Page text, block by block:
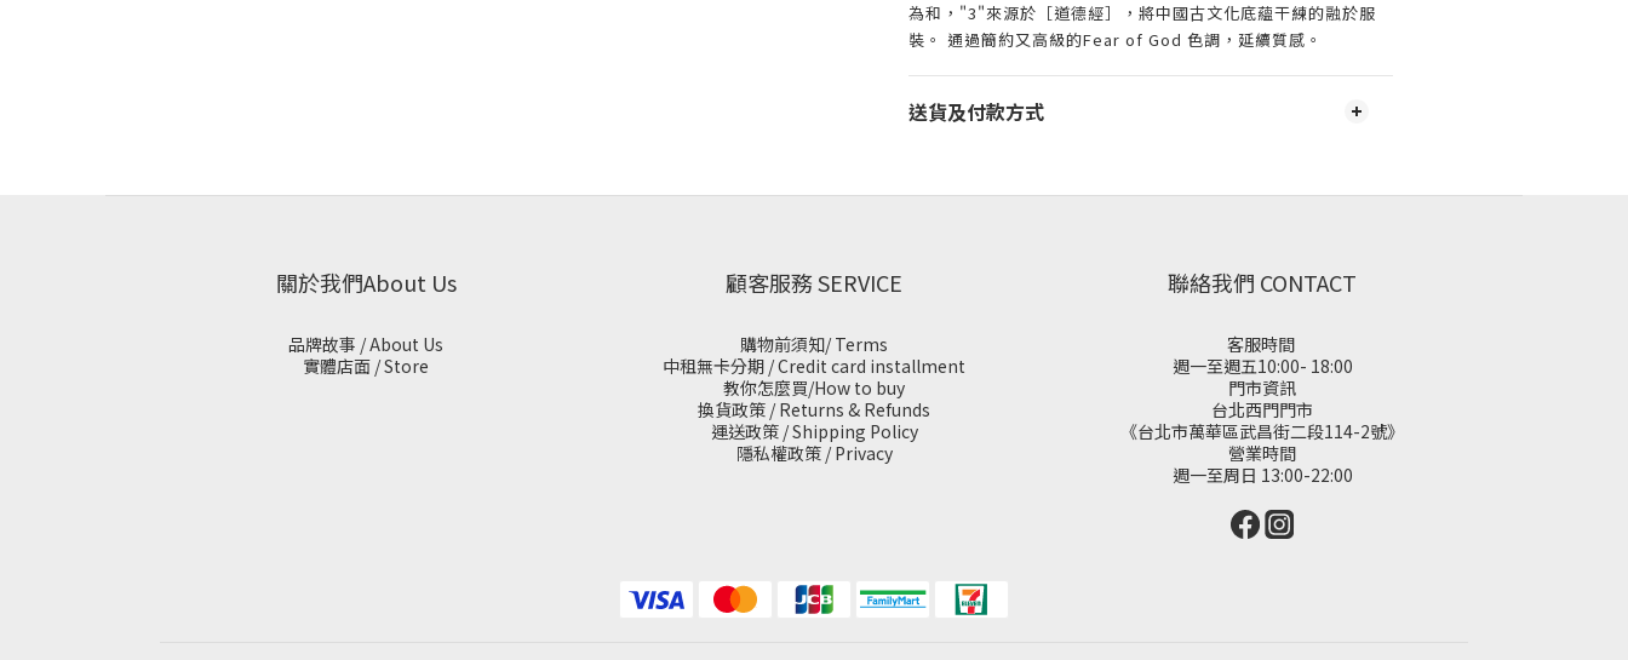
為和，"3"來源於［道德經］，將中國古文化底蘊干練的融於服
裝。 通過簡約又高級的Fear of God 色調，延續質感。
送貨及付款方式
關於我們About Us
品牌故事 / About Us
實體店面 / Store
顧客服務 SERVICE
購物前須知/ Terms
中租無卡分期 / Credit card installment
教你怎麼買/How to buy
換貨政策 / Returns & Refunds
運送政策 / Shipping Policy
隱私權政策 / Privacy
聯絡我們 CONTACT
客服時間
週一至週五10:00- 18:00
門市資訊
台北西門門市
《台北市萬華區武昌街二段114-2號》
營業時間
週一至周日 13:00-22:00